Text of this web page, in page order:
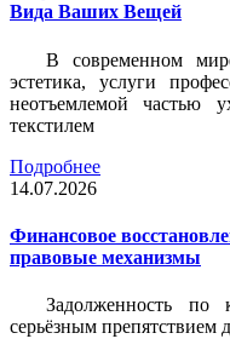
Вида Ваших Вещей
В современном
эстетика, услуги
неотъемлемой частью
текстилем
Подробнее
14.07.2026
Финансовое
правовые механизмы
Задолженность по
серьёзным препятствием